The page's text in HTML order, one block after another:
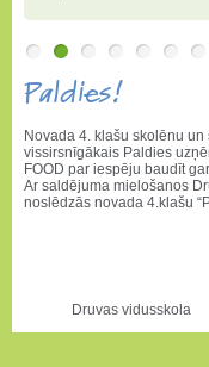
Paldies!
Novada 4. klašu skolēnu
vissirsnīgākais Paldies
FOOD par iespēju baudīt
Ar saldējuma mielošanos
noslēdzās novada 4.klašu
Druvas vidusskola